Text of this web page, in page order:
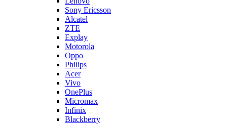
Sony Ericsson
Alcatel
ZTE
Explay
Motorola
Oppo
Philips
Acer
Vivo
OnePlus
Micromax
Infinix
Blackberry